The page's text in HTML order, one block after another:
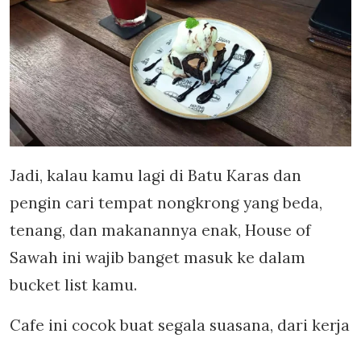
Jadi, kalau kamu lagi di Batu Karas dan
pengin cari tempat nongkrong yang beda,
tenang, dan makanannya enak, House of
Sawah ini wajib banget masuk ke dalam
bucket list kamu.
Cafe ini cocok buat segala suasana, dari kerja